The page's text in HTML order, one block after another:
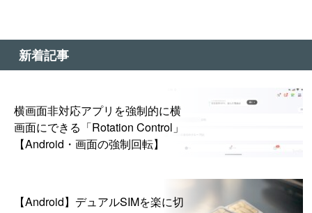
新着記事
横画面非対応アプリを強制的に横
画面にできる「Rotation Control」
【Android・画面の強制回転】
【Android】デュアルSIMを楽に切